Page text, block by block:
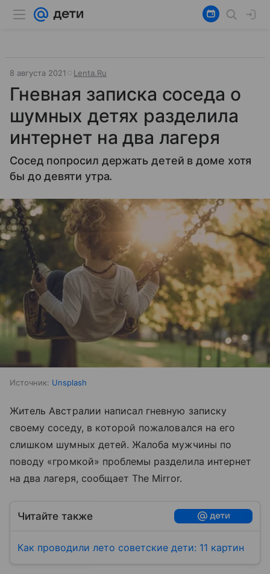
8 августа 2021 Lenta.Ru
Гневная записка соседа о
шумных детях разделила
интернет на два лагеря
Сосед попросил держать детей в доме хотя
бы до девяти утра.
Источник: Unsplash
Житель Австралии написал гневную записку
своему соседу, в которой пожаловался на его
слишком шумных детей. Жалоба мужчины по
поводу «громкой» проблемы разделила интернет
на два лагеря, сообщает The Mirror.
Читайте также
Как проводили лето советские дети: 11 картин